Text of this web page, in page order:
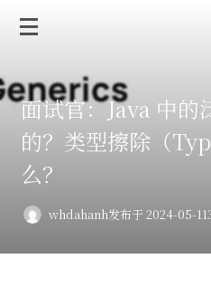
面试官：Java 中的
的？类型擦除（
么？
whdahanh发布于 2024-05-11